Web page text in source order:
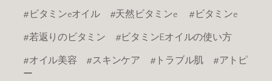
#ビタミンeオイル #天然ビタミンe #ビタミンe
#若返りのビタミン #ビタミンEオイルの使い方
#オイル美容 #スキンケア #トラブル肌 #アトピ
ー